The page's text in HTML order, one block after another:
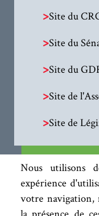
Nous utilisons
expérience
votre navigation,
>Site du
>Site du
>Site du
>Site de
>Site de